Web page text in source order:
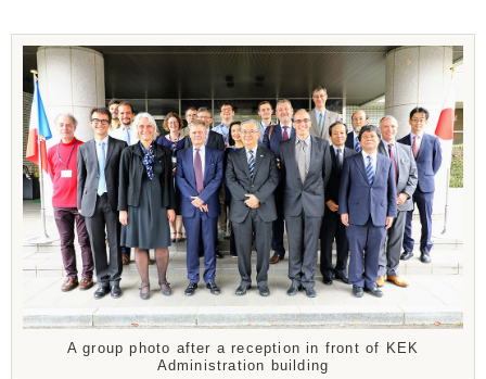
A group photo after a reception in front of KEK
Administration building